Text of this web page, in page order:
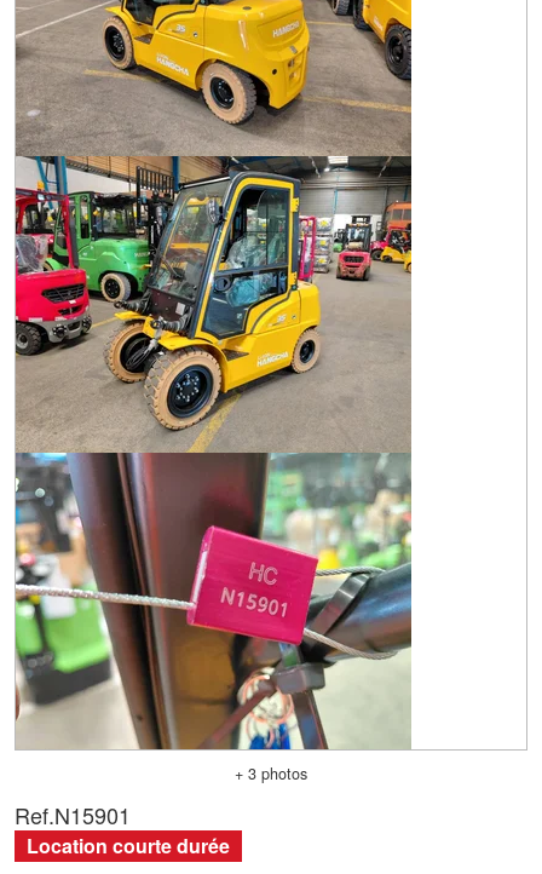
+ 3 photos
Ref.N15901
Location courte durée